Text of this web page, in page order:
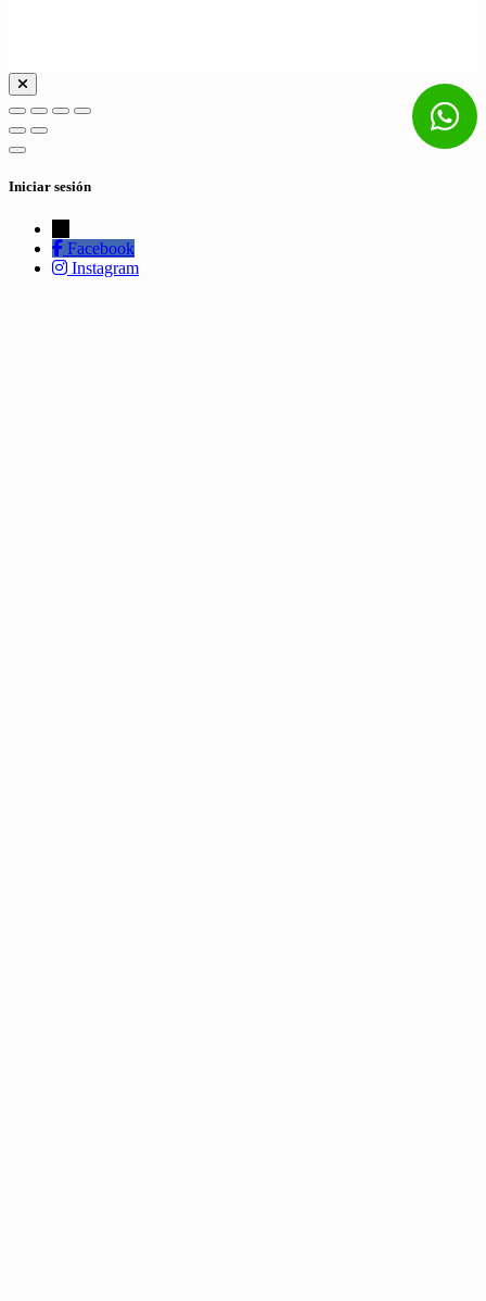
Iniciar sesión
Facebook
Instagram